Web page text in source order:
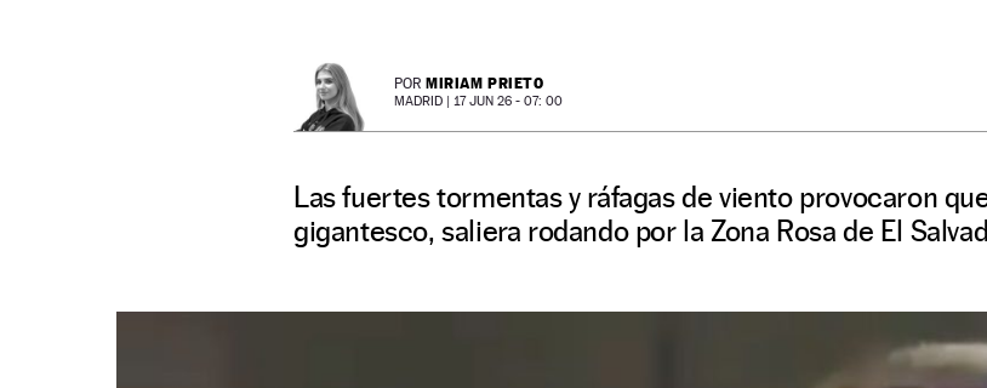
POR MIRIAM PRIETO
MADRID | 17 JUN 26 - 07: 00
Las fuertes tormentas y ráfagas de viento provocaron
gigantesco, saliera rodando por la Zona Rosa de El